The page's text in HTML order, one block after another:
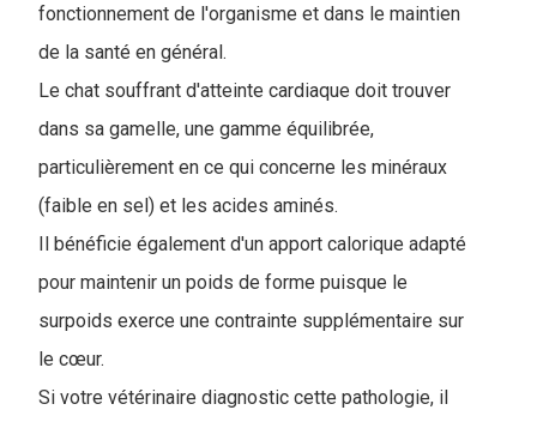
fonctionnement de l'organisme et dans le maintien
de la santé en général.
Le chat souffrant d'atteinte cardiaque doit trouver
dans sa gamelle, une gamme équilibrée,
particulièrement en ce qui concerne les minéraux
(faible en sel) et les acides aminés.
Il bénéficie également d'un apport calorique adapté
pour maintenir un poids de forme puisque le
surpoids exerce une contrainte supplémentaire sur
le cœur.
Si votre vétérinaire diagnostic cette pathologie, il